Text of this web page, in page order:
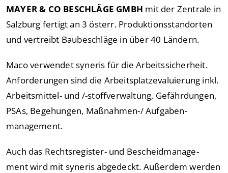
MAYER & CO BESCHLÄGE GMBH mit der Zentrale in
Salzburg fertigt an 3 österr. Produktionsstandorten
und vertreibt Baubeschläge in über 40 Ländern.
Maco verwendet syneris für die Arbeitssicherheit.
Anforderungen sind die Arbeitsplatzevaluierung inkl.
Arbeitsmittel- und /-stoffverwaltung, Gefährdungen,
PSAs, Begehungen, Maßnahmen-/ Aufgaben-
management.
Auch das Rechtsregister- und Bescheidmanage-
ment wird mit syneris abgedeckt. Außerdem werden